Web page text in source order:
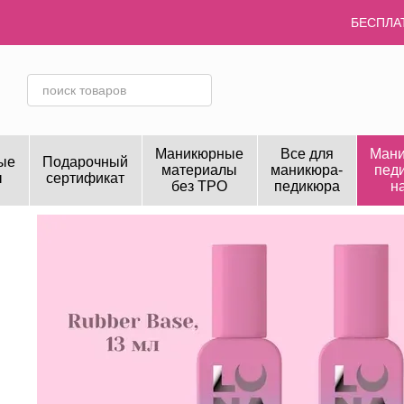
Подарочный
сертификат
Маникюрные
материалы
без TPO
Все для
маникюра-
педикюра